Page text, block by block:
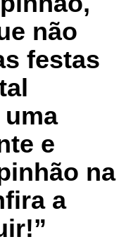
não
festas
e
na
a